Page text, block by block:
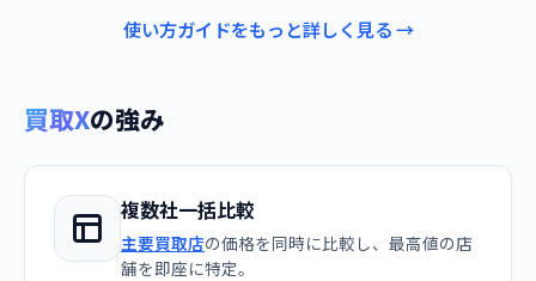
使い方ガイドをもっと詳しく見る →
買取Xの強み
複数社一括比較
主要買取店の価格を同時に比較し、最高値の店
舗を即座に特定。